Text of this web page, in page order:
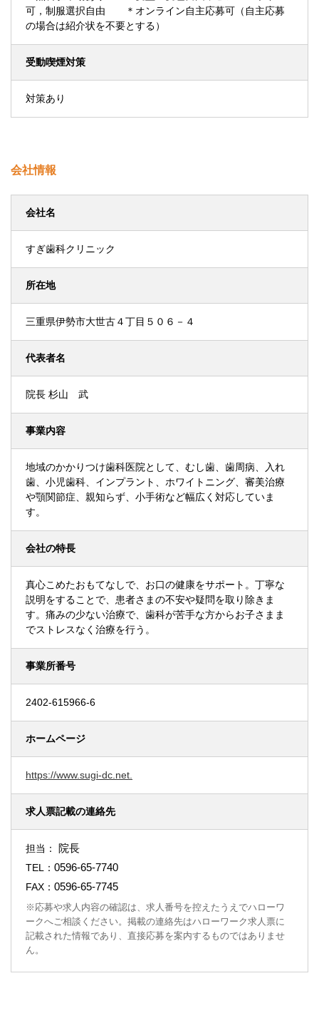
可，制服選択自由 ＊オンライン自主応募可（自主応募
の場合は紹介状を不要とする）
受動喫煙対策
対策あり
会社情報
会社名
すぎ歯科クリニック
所在地
三重県伊勢市大世古４丁目５０６－４
代表者名
院長 杉山 武
事業内容
地域のかかりつけ歯科医院として、むし歯、歯周病、入れ
歯、小児歯科、インプラント、ホワイトニング、審美治療
や顎関節症、親知らず、小手術など幅広く対応していま
す。
会社の特長
真心こめたおもてなしで、お口の健康をサポート。丁寧な
説明をすることで、患者さまの不安や疑問を取り除きま
す。痛みの少ない治療で、歯科が苦手な方からお子さまま
でストレスなく治療を行う。
事業所番号
2402-615966-6
ホームページ
https://www.sugi-dc.net.
求人票記載の連絡先
担当： 院長
TEL： 0596-65-7740
FAX： 0596-65-7745
※応募や求人内容の確認は、求人番号を控えたうえでハローワ
ークへご相談ください。掲載の連絡先はハローワーク求人票に
記載された情報であり、直接応募を案内するものではありませ
ん。